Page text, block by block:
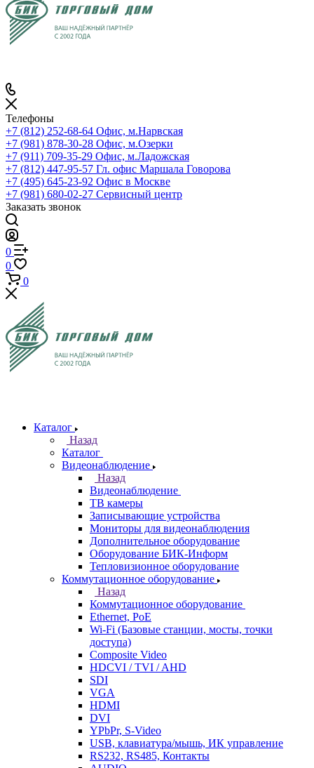
Телефоны
+7 (812) 252-68-64 Офис, м.Нарвская
+7 (981) 878-30-28 Офис, м.Озерки
+7 (911) 709-35-29 Офис, м.Ладожская
+7 (812) 447-95-57 Гл. офис Маршала Говорова
+7 (495) 645-23-92 Офис в Москве
+7 (981) 680-02-27 Сервисный центр
Заказать звонок
0
0
0
Каталог
Назад
Каталог
Видеонаблюдение
Назад
Видеонаблюдение
ТВ камеры
Записывающие устройства
Мониторы для видеонаблюдения
Дополнительное оборудование
Оборудование БИК-Информ
Тепловизионное оборудование
Коммутационное оборудование
Назад
Коммутационное оборудование
Ethernet, PoE
Wi-Fi (Базовые станции, мосты, точки
доступа)
Composite Video
HDCVI / TVI / AHD
SDI
VGA
HDMI
DVI
YPbPr, S-Video
USB, клавиатура/мышь, ИК управление
RS232, RS485, Контакты